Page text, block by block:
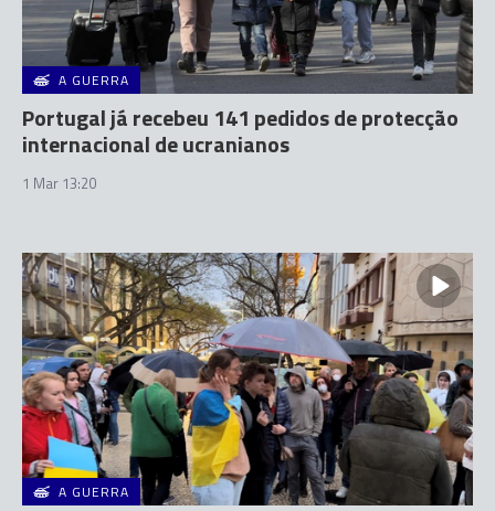
A GUERRA
Portugal já recebeu 141 pedidos de protecção
internacional de ucranianos
1 Mar 13:20
A GUERRA